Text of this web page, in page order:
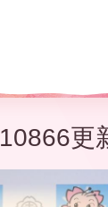
10866更